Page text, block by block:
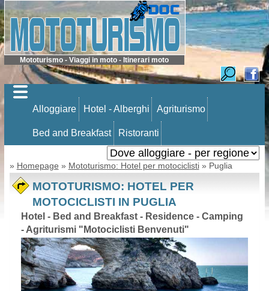
Mototurismo - Viaggi in moto - Itinerari moto
Alloggiare Hotel - Alberghi Agriturismo
Bed and Breakfast Ristoranti
» Homepage » Mototurismo: Hotel per motociclisti» Puglia
MOTOTURISMO: HOTEL PER
MOTOCICLISTI IN PUGLIA
Hotel - Bed and Breakfast - Residence - Camping
- Agriturismi "Motociclisti Benvenuti"